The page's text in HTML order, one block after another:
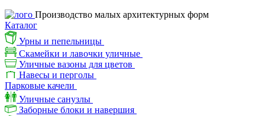
Производство малых архитектурных форм
Каталог
Урны и пепельницы
Скамейки и лавочки уличные
Уличные вазоны для цветов
Навесы и перголы
Парковые качели
Уличные санузлы
Заборные блоки и навершия